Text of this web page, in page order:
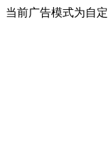
当前广告模式为自